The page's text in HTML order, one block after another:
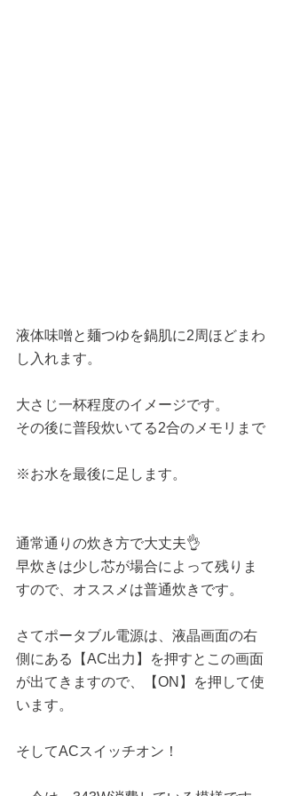
液体味噌と麺つゆを鍋肌に2周ほどまわ
し入れます。
大さじ一杯程度のイメージです。
その後に普段炊いてる2合のメモリまで
※お水を最後に足します。
通常通りの炊き方で大丈夫👌
早炊きは少し芯が場合によって残りま
すので、オススメは普通炊きです。
さてポータブル電源は、液晶画面の右
側にある【AC出力】を押すとこの画面
が出てきますので、【ON】を押して使
います。
そしてACスイッチオン！